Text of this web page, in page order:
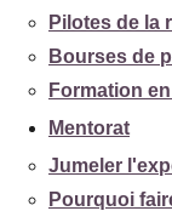
Pilotes de la
Bourses de
Formation
Mentorat
Jumeler
Pourquoi